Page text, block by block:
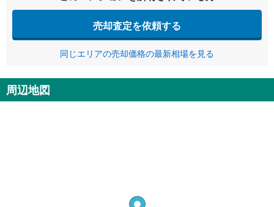
売却査定を依頼する
同じエリアの売却価格の最新相場を見る
周辺地図